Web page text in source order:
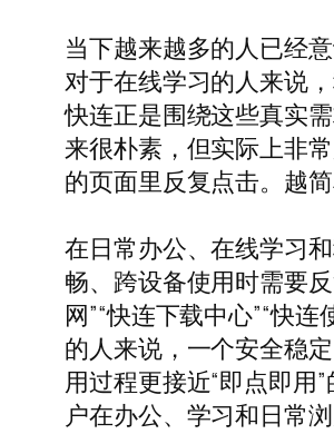
当下越来越多的人已经
对于在线学习的人来说
快连正是围绕这些真实
来很朴素，但实际上非
的页面里反复点击。越
在日常办公、在线学习
畅、跨设备使用时需要
网”“快连下载中心”“快
的人来说，一个安全稳
用过程更接近“即点即用
户在办公、学习和日常